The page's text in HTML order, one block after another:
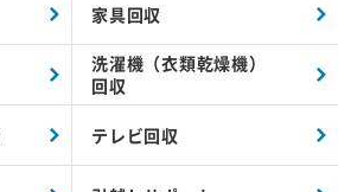
家具回収
洗濯機（衣類乾燥機）
回収
テレビ回収